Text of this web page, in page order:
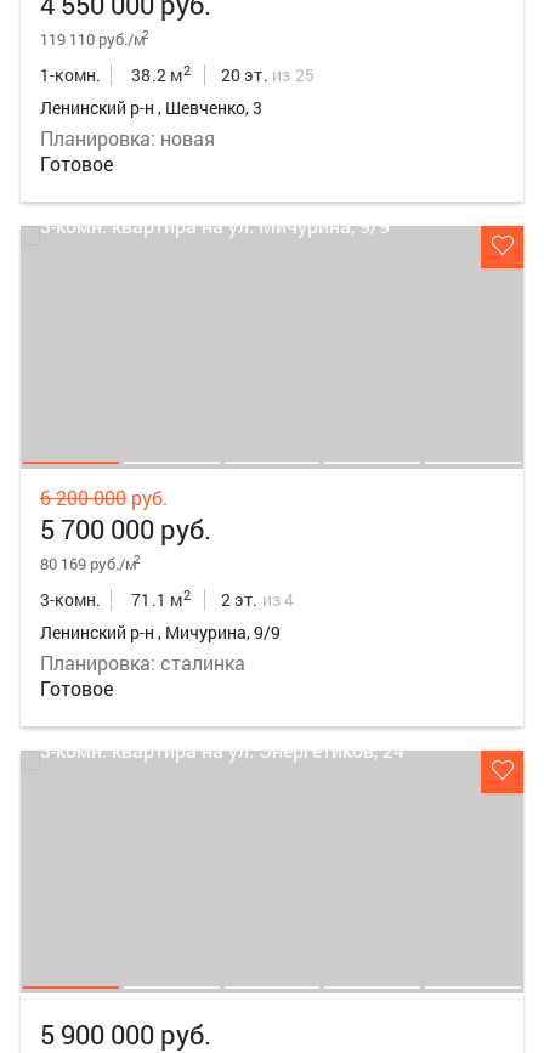
119 110 руб./м2
1-комн. 38.2 м2 20 эт. из 25
Ленинский р-н , Шевченко, 3
Планировка: новая
Готовое
6 200 000 руб.
5 700 000 руб.
80 169 руб./м2
3-комн. 71.1 м2 2 эт. из 4
Ленинский р-н , Мичурина, 9/9
Планировка: сталинка
Готовое
5 900 000 руб.